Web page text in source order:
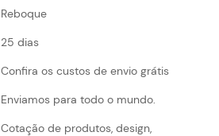
Reboque
25 dias
Confira os custos de envio grátis
Enviamos para todo o mundo.
Cotação de produtos, design,